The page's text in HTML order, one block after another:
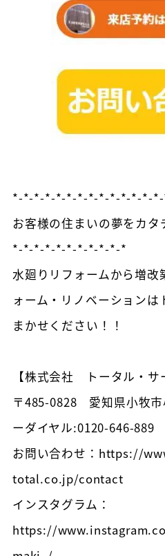
*-*-*-*-*-*-*-*-*-*-*-*-*-
お客様の住まいの夢をカ
*-*-*-*-*-*-*-*-*-*-*
水廻りリフォームから増改
ォーム・リノベーション
まかせください！！
【株式会社 トータル・サ
〒485-0828 愛知県小
ーダイヤル:0120-646-889
お問い合わせ：https://
total.co.jp/contact
インスタグラム：
https://